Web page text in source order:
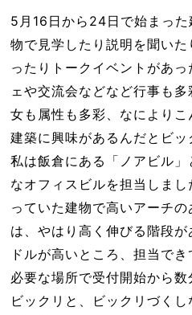
5月16日から24日で始まっ
物で見学したり説明を聞い
ったりトークイベントがあ
ェや交流会などなど行事も
女も属性も多彩、なにより
建築に興味があるんだとビッ
私は飯倉にある「ノアビル
なオフィスビルを担当しま
っていた建物で高いアーチ
は、やはり高く伸びる階段
ドルが高いところ、担当で
必要な場所で受付開始から
ビックリと、ビックリづく